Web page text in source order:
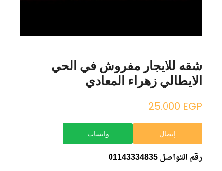
شقه للايجار مفروش في الحي
الايطالي زهراء المعادي
25.000 EGP
إتصال واتساب
رقم التواصل 01143334835